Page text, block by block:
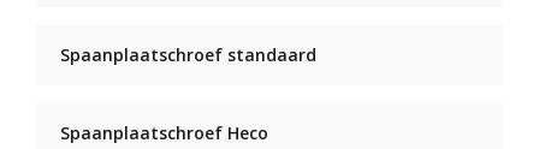
Spaanplaatschroef standaard
Spaanplaatschroef Heco